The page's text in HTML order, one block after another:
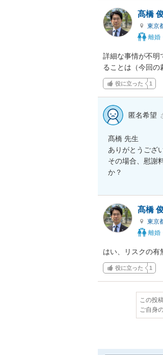
髙橋
東京
離婚
詳細な事情が不明
ることは（今回の
役に立った 1
匿名希望
髙橋 先生
ありがとうござ
その場合、慰謝
か？
髙橋
東京
離婚
はい、リスクの有
役に立った 1
この投
ご自身